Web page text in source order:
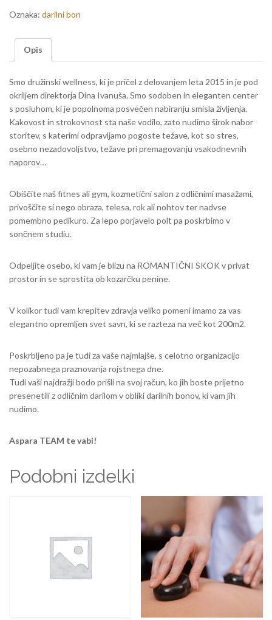
IN
količina
Oznaka: darilni bon
Opis
Smo družinski wellness, ki je pričel z delovanjem leta 2015 in je pod
okriljem direktorja Dina Ivanuša. Smo sodoben in eleganten center
s posluhom, ki je popolnoma posvečen nabiranju smisla življenja.
Kakovost in strokovnost sta naše vodilo, zato nudimo širok nabor
storitev, s katerimi odpravljamo pogoste težave, kot so stres,
osebno nezadovoljstvo, težave pri premagovanju vsakodnevnih
naporov…
Obiščite naš fitnes ali gym, kozmetični salon z odličnimi masažami,
privoščite si nego obraza, telesa, rok ali nohtov ter nadvse
pomembno pedikuro. Za lepo porjavelo polt pa poskrbimo v
sončnem studiu.
Odpeljite osebo, ki vam je blizu na ROMANTIČNI SKOK v privat
prostor in se sprostita ob kozarčku penine.
V kolikor tudi vam krepitev zdravja veliko pomeni imamo za vas
elegantno opremljen svet savn, ki se razteza na več kot 200m2.
Poskrbljeno pa je tudi za vaše najmlajše, s celotno organizacijo
nepozabnega praznovanja rojstnega dne.
Tudi vaši najdražji bodo prišli na svoj račun, ko jih boste prijetno
presenetili z odličnim darilom v obliki darilnih bonov, ki vam jih
nudimo.
Aspara TEAM te vabi!
Podobni izdelki